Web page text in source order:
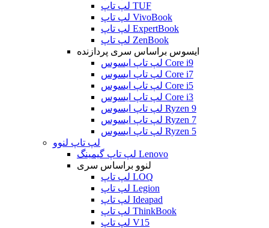
لپ تاپ TUF
لپ تاپ VivoBook
لپ تاپ ExpertBook
لپ تاپ ZenBook
ایسوس براساس سری پردازنده
لپ تاپ ایسوس Core i9
لپ تاپ ایسوس Core i7
لپ تاپ ایسوس Core i5
لپ تاپ ایسوس Core i3
لپ تاپ ایسوس Ryzen 9
لپ تاپ ایسوس Ryzen 7
لپ تاپ ایسوس Ryzen 5
لپ تاپ لنوو
لپ تاپ گیمینگ Lenovo
لنوو براساس سری
لپ تاپ LOQ
لپ تاپ Legion
لپ تاپ Ideapad
لپ تاپ ThinkBook
لپ تاپ V15